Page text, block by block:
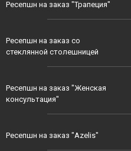
Ресепшн на заказ "Трапеция"
Ресепшн на заказ со
стеклянной столешницей
Ресепшн на заказ "Женская
консультация"
Ресепшн на заказ "Azelis"